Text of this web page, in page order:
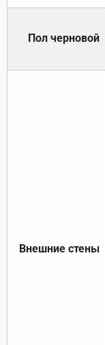
Пол черновой
Внешние стены